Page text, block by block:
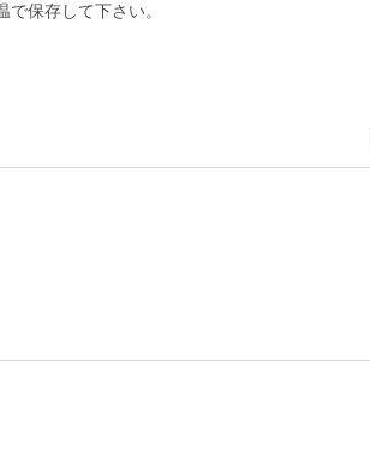
保存して下さい。